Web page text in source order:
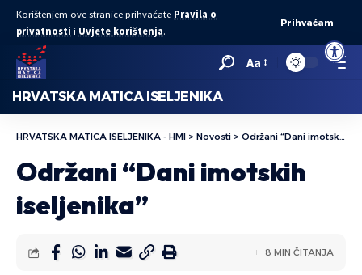
Open
Korištenjem ove stranice prihvaćate Pravila o
privatnosti i Uvjete korištenja.
Prihvaćam
Aa
HRVATSKA MATICA ISELJENIKA
HRVATSKA MATICA ISELJENIKA - HMI > Novosti > Održani “Dani imotskih iseljenika”
Održani “Dani imotskih
iseljenika”
8 MIN ČITANJA